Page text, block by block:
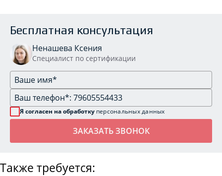
Бесплатная консультация
Ненашева Ксения
Специалист по сертификации
Я согласен на обработку персональных данных
Также требуется: